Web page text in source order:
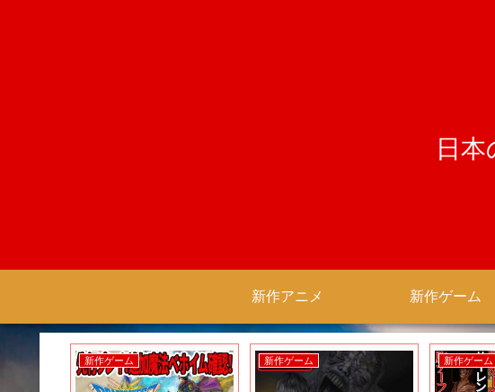
日
新作アニメ 新作ゲーム
新作ゲーム 新作ゲーム 新作ゲーム